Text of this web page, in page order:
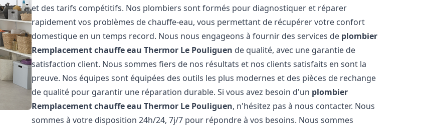
et des tarifs compétitifs. Nos plombiers sont formés pour diagnostiquer et réparer
rapidement vos problèmes de chauffe-eau, vous permettant de récupérer votre confort
domestique en un temps record. Nous nous engageons à fournir des services de plombier
Remplacement chauffe eau Thermor Le Pouliguen de qualité, avec une garantie de
satisfaction client. Nous sommes fiers de nos résultats et nos clients satisfaits en sont la
preuve. Nos équipes sont équipées des outils les plus modernes et des pièces de rechange
de qualité pour garantir une réparation durable. Si vous avez besoin d'un plombier
Remplacement chauffe eau Thermor Le Pouliguen, n'hésitez pas à nous contacter. Nous
sommes à votre disposition 24h/24, 7j/7 pour répondre à vos besoins. Nous sommes